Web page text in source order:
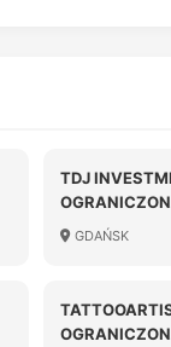
TDJ
GDAŃSK